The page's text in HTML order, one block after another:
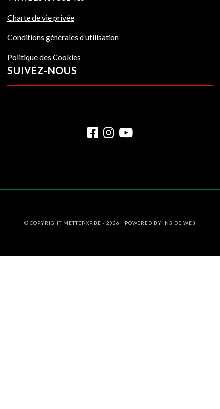
Charte de vie privée
Conditions générales d’utilisation
Politique des Cookies
SUIVEZ-NOUS
© COPYRIGHT METTET-XP.BE - 2026 | POWERED BY INSIDE WEB